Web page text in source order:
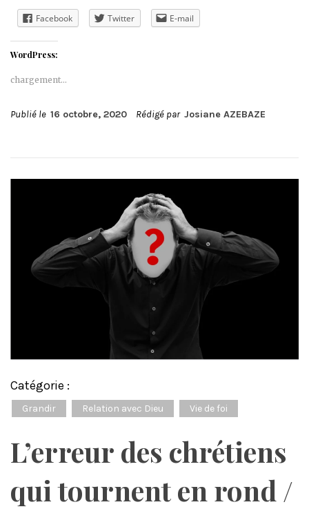
Facebook Twitter E-mail
WordPress:
chargement…
Publié le 16 octobre, 2020 Rédigé par Josiane AZEBAZE
Catégorie :
Grandir Relation avec Dieu Vie de foi
L’erreur des chrétiens
qui tournent en rond /